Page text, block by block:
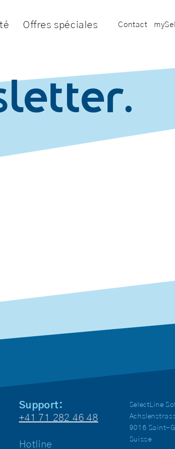
Offres spéciales Contact
Support:
+41 71 282 46 48
Hotline
SelectLine
9016 Saint-
Suisse